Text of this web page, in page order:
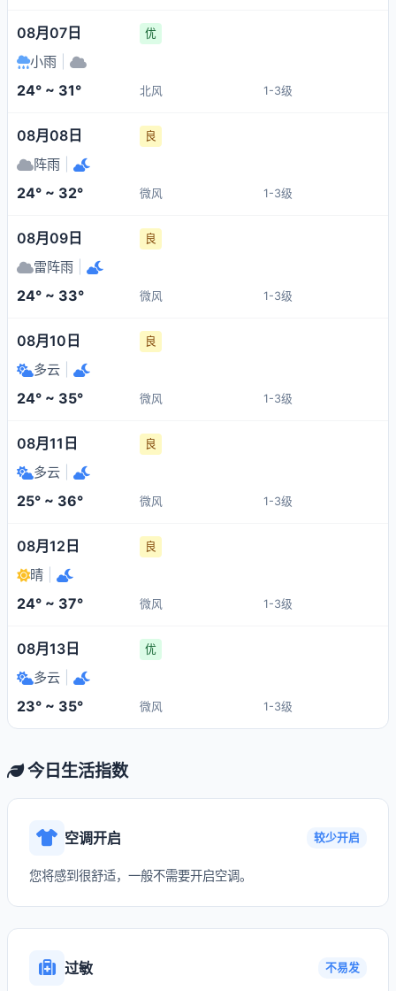
08月07日 优
小雨
24° ~ 31° 北风 1-3级
08月08日 良
阵雨
24° ~ 32° 微风 1-3级
08月09日 良
雷阵雨
24° ~ 33° 微风 1-3级
08月10日 良
多云
24° ~ 35° 微风 1-3级
08月11日 良
多云
25° ~ 36° 微风 1-3级
08月12日 良
晴
24° ~ 37° 微风 1-3级
08月13日 优
多云
23° ~ 35° 微风 1-3级
今日生活指数
空调开启 较少开启
您将感到很舒适，一般不需要开启空调。
过敏 不易发